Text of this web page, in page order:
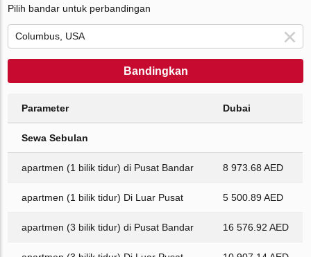
Pilih bandar untuk perbandingan
Bandingkan
Parameter Dubai
Sewa Sebulan
apartmen (1 bilik tidur) di Pusat Bandar 8 973.68 AED
apartmen (1 bilik tidur) Di Luar Pusat 5 500.89 AED
apartmen (3 bilik tidur) di Pusat Bandar 16 576.92 AED